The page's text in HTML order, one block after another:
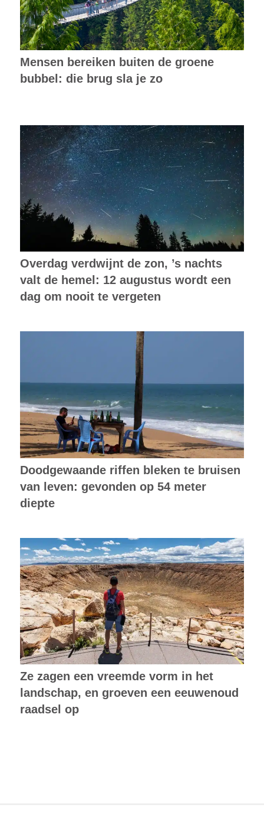
Mensen bereiken buiten de groene
bubbel: die brug sla je zo
Overdag verdwijnt de zon, ’s nachts
valt de hemel: 12 augustus wordt een
dag om nooit te vergeten
Doodgewaande riffen bleken te bruisen
van leven: gevonden op 54 meter
diepte
Ze zagen een vreemde vorm in het
landschap, en groeven een eeuwenoud
raadsel op